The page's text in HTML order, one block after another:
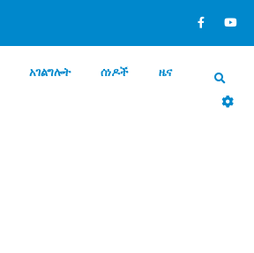
አገልግሎት ሰነዶች ዜና